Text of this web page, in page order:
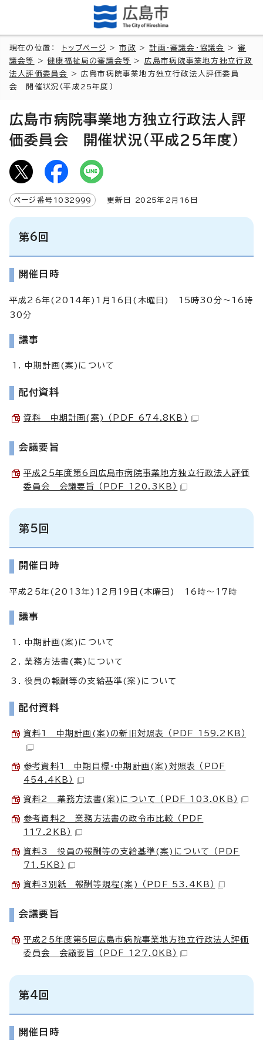
現在の位置： トップページ >市政 >計画・審議会・協議会 >審
議会等
>健康福祉局の審議会等 > 広島市病院事業地方独立行政
法人評価委員会
> 広島市病院事業地方独立行政法人評価委員
会 開催状況（平成25年度）
広島市病院事業地方独立行政法人評
価委員会 開催状況（平成25年度）
ページ番号 1032999 更新日 2025年2月 16 日
第6回
開催日時
平成26年(2014年)1月16日(木曜日) 15時30分～16時
30分
議事
中期計画(案)について
配付資料
資料 中期計画(案) （PDF 674.8KB）
会議要旨
平成25年度第6回広島市病院事業地方独立行政法人評価
委員会 会議要旨 （PDF 120.3KB）
第5回
開催日時
平成25年(2013年)12月19日(木曜日) 16時～17時
議事
中期計画(案)について
業務方法書(案)について
役員の報酬等の支給基準(案)について
配付資料
資料1 中期計画(案)の新旧対照表 （PDF 159.2KB）
参考資料1 中期目標・中期計画(案)対照表 （PDF
454.4KB）
資料2 業務方法書(案)について （PDF 103.0KB）
参考資料2 業務方法書の政令市比較 （PDF
117.2KB）
資料3 役員の報酬等の支給基準(案)について （PDF
71.5KB）
資料3別紙 報酬等規程(案) （PDF 53.4KB）
会議要旨
平成25年度第5回広島市病院事業地方独立行政法人評価
委員会 会議要旨 （PDF 127.0KB）
第4回
開催日時